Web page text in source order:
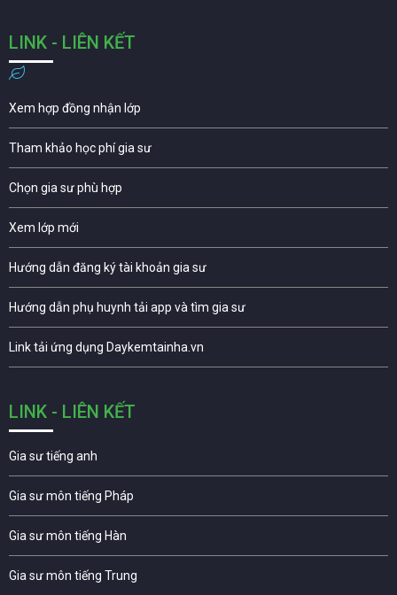
LINK - LIÊN KẾT
Xem hợp đồng nhận lớp
Tham khảo học phí gia sư
Chọn gia sư phù hợp
Xem lớp mới
Hướng dẫn đăng ký tài khoản gia sư
Hướng dẫn phụ huynh tải app và tìm gia sư
Link tải ứng dụng Daykemtainha.vn
LINK - LIÊN KẾT
Gia sư tiếng anh
Gia sư môn tiếng Pháp
Gia sư môn tiếng Hàn
Gia sư môn tiếng Trung